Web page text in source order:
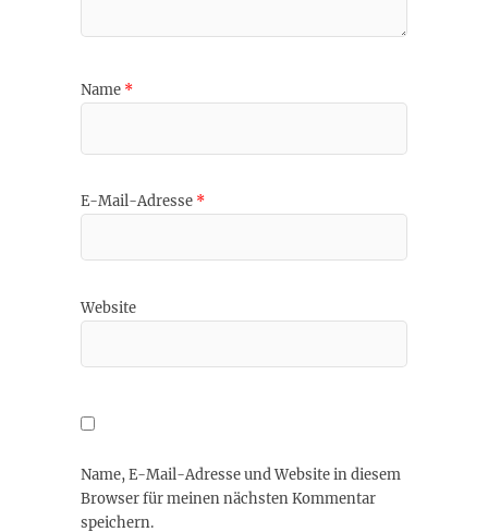
Name *
E-Mail-Adresse *
Website
Name, E-Mail-Adresse und Website in diesem
Browser für meinen nächsten Kommentar
speichern.